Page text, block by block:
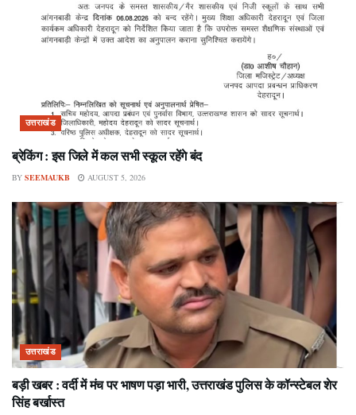
उत्तराखंड
ब्रेकिंग : इस जिले में कल सभी स्कूल रहेंगे बंद
BY SEEMAUKB AUGUST 5, 2026
उत्तराखंड
बड़ी खबर : वर्दी में मंच पर भाषण पड़ा भारी, उत्तराखंड पुलिस के कॉन्स्टेबल शेर
सिंह बर्खास्त